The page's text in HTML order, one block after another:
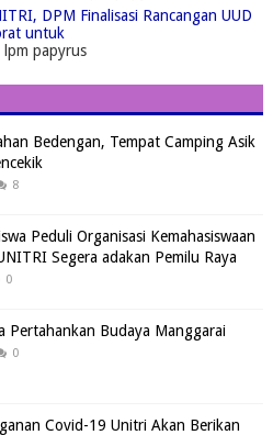
DPM Finalisasi Rancangan UUD
untuk
lpm papyrus
Bedengan, Tempat Camping Asik
8
Peduli Organisasi Kemahasiswaan
Segera adakan Pemilu Raya
0
Pertahankan Budaya Manggarai
0
Covid-19 Unitri Akan Berikan